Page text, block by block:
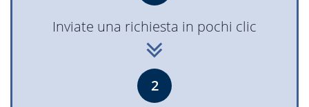
Inviate una richiesta in pochi clic
2